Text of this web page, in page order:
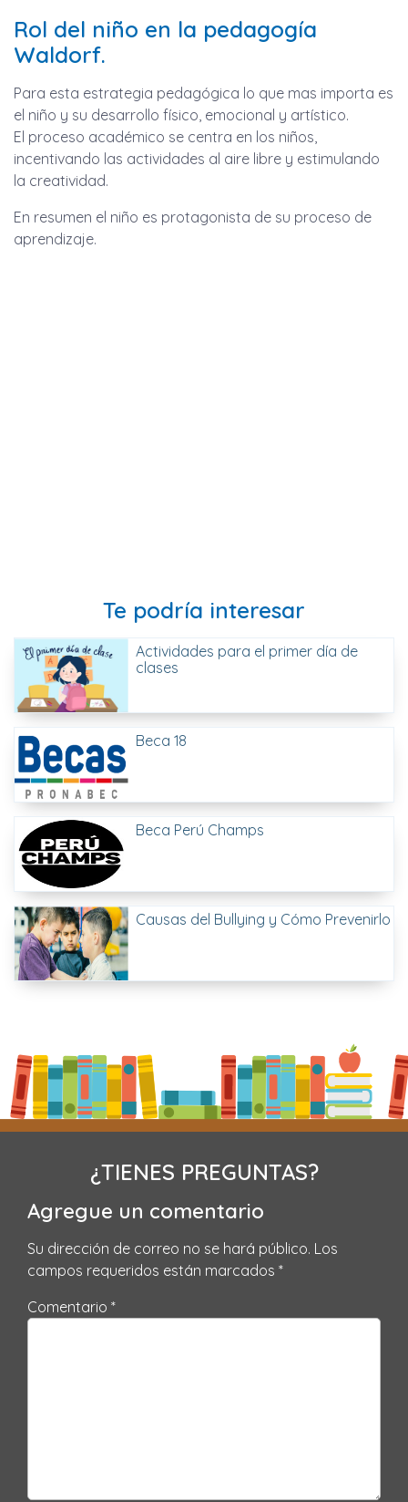
Rol del niño en la pedagogía
Waldorf.
Para esta estrategia pedagógica lo que mas importa es
el niño y su desarrollo físico, emocional y artístico.
El proceso académico se centra en los niños,
incentivando las actividades al aire libre y estimulando
la creatividad.
En resumen el niño es protagonista de su proceso de
aprendizaje.
Te podría interesar
Actividades para el primer día de
clases
Beca 18
Beca Perú Champs
Causas del Bullying y Cómo Prevenirlo
¿TIENES PREGUNTAS?
Agregue un comentario
Su dirección de correo no se hará público. Los
campos requeridos están marcados *
Comentario *